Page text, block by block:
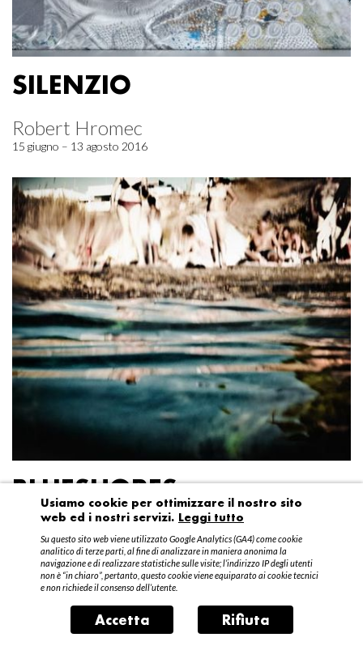
SILENZIO
Robert Hromec
15 giugno – 13 agosto 2016
BLUESHORES
Federico Garibaldi
20 aprile – 15 maggio 2016
Usiamo cookie per ottimizzare il nostro sito
web ed i nostri servizi. Leggi tutto
Su questo sito web viene utilizzato Google Analytics (GA4) come cookie
analitico di terze parti, al fine di analizzare in maniera anonima la
navigazione e di realizzare statistiche sulle visite; l’indirizzo IP degli utenti
non è “in chiaro”, pertanto, questo cookie viene equiparato ai cookie tecnici
e non richiede il consenso dell’utente.
Accetta Rifiuta